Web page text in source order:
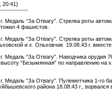
20:41)
Медаль “За Отвагу”. Стрелка роты
4 фашистов.
г. Медаль “За Отвагу”. Стрелка роты
и х. Ольховчик 19.08.43 г.
г. Медаль “За Отвагу”. Наводчика
“Безымянная” по направлению на
г. Медаль “За Отвагу”. Пулеметчика 1-
района 18.08.43 г.,